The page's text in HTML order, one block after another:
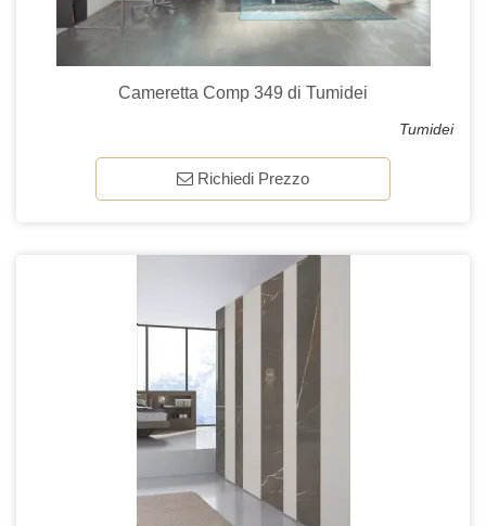
Cameretta Comp 349 di Tumidei
Tumidei
Richiedi Prezzo